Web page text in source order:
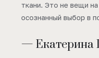
ткани. Это не вещи
осознанный выбор в
— Екатерина